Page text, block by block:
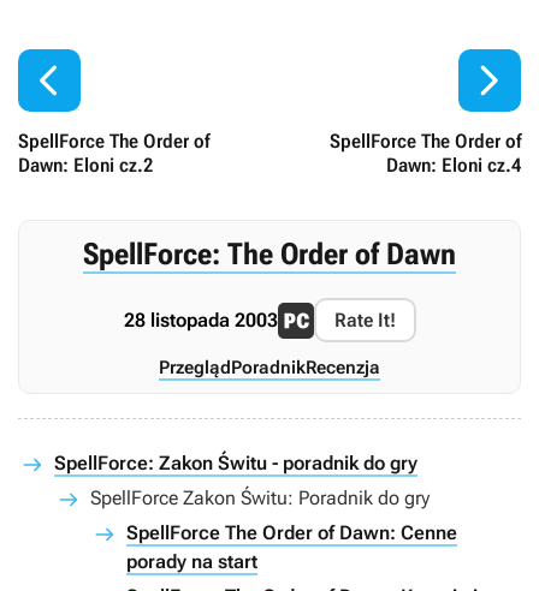

SpellForce The Order of
Dawn: Eloni cz.2
SpellForce The Order of
Dawn: Eloni cz.4

SpellForce: The Order of Dawn
28 listopada 2003 Rate It!
PrzeglądPoradnikRecenzja
SpellForce: Zakon Świtu - poradnik do gry
SpellForce Zakon Świtu: Poradnik do gry
SpellForce The Order of Dawn: Cenne
porady na start